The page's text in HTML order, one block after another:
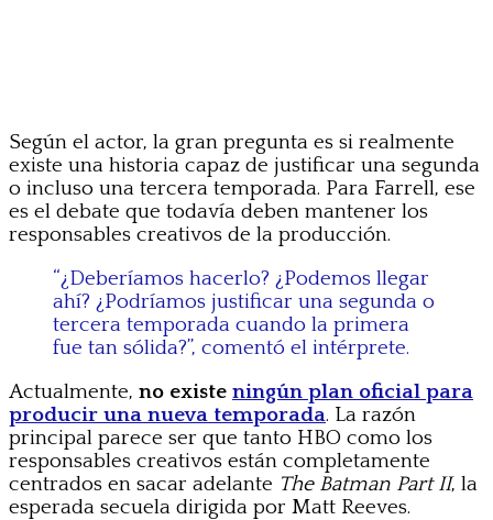
Según el actor, la gran pregunta es si realmente
existe una historia capaz de justificar una segunda
o incluso una tercera temporada. Para Farrell, ese
es el debate que todavía deben mantener los
responsables creativos de la producción.
“¿Deberíamos hacerlo? ¿Podemos llegar
ahí? ¿Podríamos justificar una segunda o
tercera temporada cuando la primera
fue tan sólida?”, comentó el intérprete.
Actualmente, no existe ningún plan oficial para
producir una nueva temporada. La razón
principal parece ser que tanto HBO como los
responsables creativos están completamente
centrados en sacar adelante The Batman Part II, la
esperada secuela dirigida por Matt Reeves.